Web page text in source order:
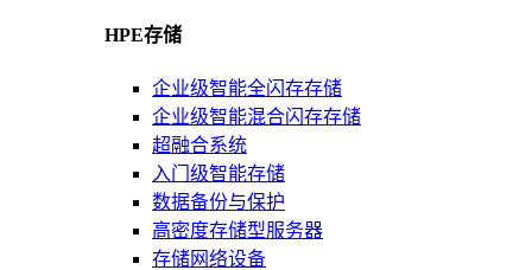
HPE存储
企业级智能全闪存存储
企业级智能混合闪存存储
超融合系统
入门级智能存储
数据备份与保护
高密度存储型服务器
存储网络设备